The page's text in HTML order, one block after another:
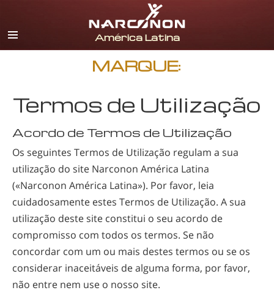
Espanhol
Inglês
Português
Francês
Holandês
Alemão
Croata
Todas as Regiões/Línguas
MARQUE:
Termos de Utilização
Acordo de Termos de Utilização
Os seguintes Termos de Utilização regulam a sua
utilização do site Narconon América Latina
(«Narconon América Latina»). Por favor, leia
cuidadosamente estes Termos de Utilização. A sua
utilização deste site constitui o seu acordo de
compromisso com todos os termos. Se não
concordar com um ou mais destes termos ou se os
considerar inaceitáveis de alguma forma, por favor,
não entre nem use o nosso site.